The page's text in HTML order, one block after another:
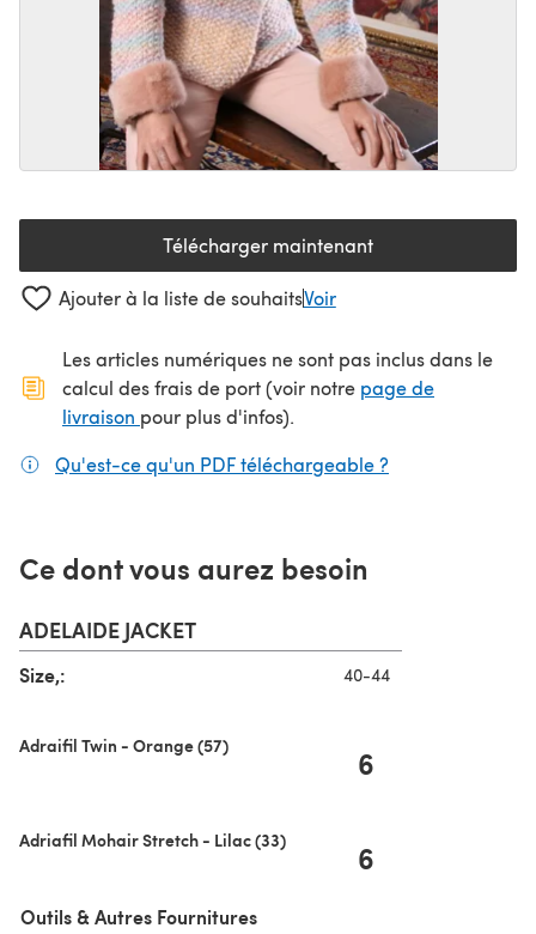
Télécharger maintenant(s'ouvre dans un nouvel
Ajouter à la liste de souhaitsVoir
Les articles numériques ne sont pas inclus dans le
calcul des frais de port (voir notre page de
livraison (s'ouvre dans un nouvel onglet)
pour plus d'infos).
Qu'est-ce qu'un PDF téléchargeable ?
Ce dont vous aurez besoin
ADELAIDE JACKET
Size,: 40-44
Adraifil Twin - Orange (57) 6
Adriafil Mohair Stretch - Lilac (33) 6
Outils & Autres Fournitures